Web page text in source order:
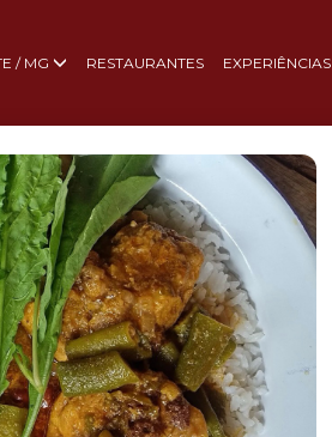
/ MG RESTAURANTES EXPERIÊNCIAS